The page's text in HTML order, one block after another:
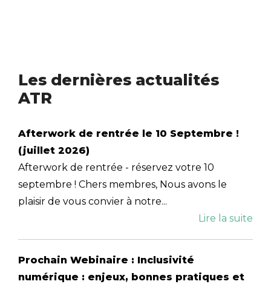
Les dernières actualités
ATR
Afterwork de rentrée le 10 Septembre !
(juillet 2026)
Afterwork de rentrée - réservez votre 10
septembre ! Chers membres, Nous avons le
plaisir de vous convier à notre...
Lire la suite
Prochain Webinaire : Inclusivité
numérique : enjeux, bonnes pratiques et